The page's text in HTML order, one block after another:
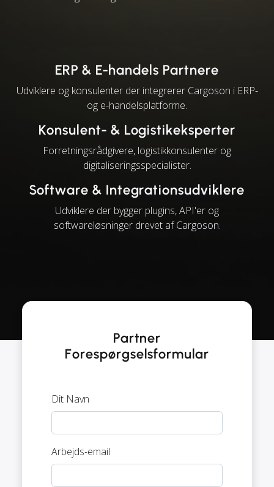
ERP & E-handels Partnere
Udviklere og konsulenter der integrerer Cargoson i ERP-
og e-handelsplatforme.
Konsulent- & Logistikeksperter
Forretningsrådgivere, logistikkonsulenter og
digitaliseringsspecialister.
Software & Integrationsudviklere
Udviklere der bygger plugins, API'er og
softwareløsninger drevet af Cargoson.
Partner
Forespørgselsformular
Dit Navn
Arbejds-email